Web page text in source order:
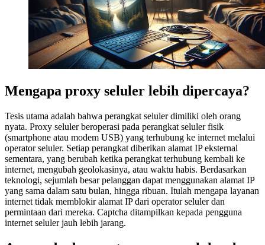
Mengapa proxy seluler lebih dipercaya?
Tesis utama adalah bahwa perangkat seluler dimiliki oleh orang
nyata. Proxy seluler beroperasi pada perangkat seluler fisik
(smartphone atau modem USB) yang terhubung ke internet melalui
operator seluler. Setiap perangkat diberikan alamat IP eksternal
sementara, yang berubah ketika perangkat terhubung kembali ke
internet, mengubah geolokasinya, atau waktu habis. Berdasarkan
teknologi, sejumlah besar pelanggan dapat menggunakan alamat IP
yang sama dalam satu bulan, hingga ribuan. Itulah mengapa layanan
internet tidak memblokir alamat IP dari operator seluler dan
permintaan dari mereka. Captcha ditampilkan kepada pengguna
internet seluler jauh lebih jarang.